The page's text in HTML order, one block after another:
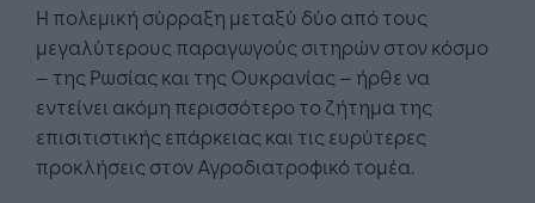
Η πολεμική σύρραξη μεταξύ δύο από τους
μεγαλύτερους παραγωγούς σιτηρών στον κόσμο
– της Ρωσίας και της Ουκρανίας – ήρθε να
εντείνει ακόμη περισσότερο το ζήτημα της
επισιτιστικής επάρκειας και τις ευρύτερες
προκλήσεις στον Αγροδιατροφικό τομέα.